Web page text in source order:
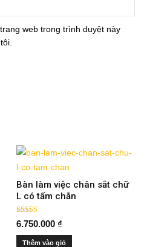
web trong trình duyệt này
Bàn làm việc chân sắt chữ
L có tấm chắn
Được xếp
hạng
5.00
5 sao
6.750.000 ₫
Thêm vào giỏ